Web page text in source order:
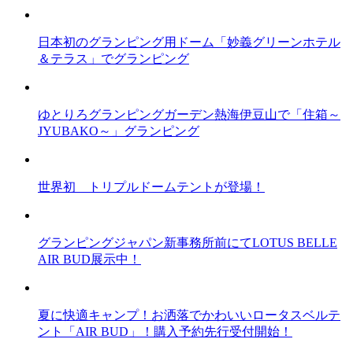
日本初のグランピング用ドーム「妙義グリーンホテル
＆テラス」でグランピング
ゆとりろグランピングガーデン熱海伊豆山で「住箱～
JYUBAKO～」グランピング
世界初 トリプルドームテントが登場！
グランピングジャパン新事務所前にてLOTUS BELLE
AIR BUD展示中！
夏に快適キャンプ！お洒落でかわいいロータスベルテ
ント「AIR BUD」！購入予約先行受付開始！